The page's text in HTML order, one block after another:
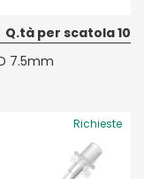
Q.tà per scatola 10
7.5mm
Richieste